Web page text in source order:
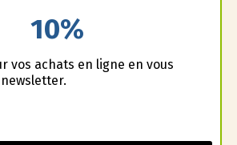
10%
vos achats en ligne en vous